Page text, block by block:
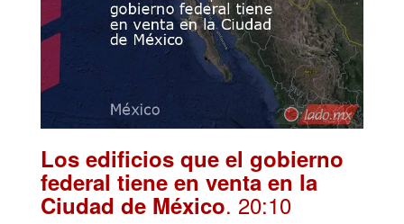
Los edificios que el gobierno
federal tiene en venta en la
Ciudad de México. 20:10